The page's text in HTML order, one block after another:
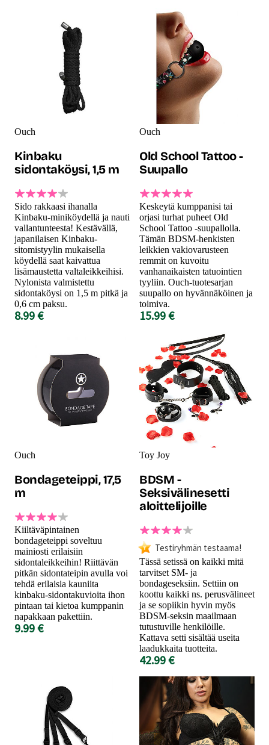
Ouch
Kinbaku
sidontaköysi, 1,5 m
Sido rakkaasi ihanalla
Kinbaku-miniköydellä ja nauti
vallantunteesta! Kestävällä,
japanilaisen Kinbaku-
sitomistyylin mukaisella
köydellä saat kaivattua
lisämaustetta valtaleikkeihisi.
Nylonista valmistettu
sidontaköysi on 1,5 m pitkä ja
0,6 cm paksu.
8.99 €
Ouch
Old School Tattoo -
Suupallo
Keskeytä kumppanisi tai
orjasi turhat puheet Old
School Tattoo -suupallolla.
Tämän BDSM-henkisten
leikkien vakiovarusteen
remmit on kuvoitu
vanhanaikaisten tatuointien
tyyliin. Ouch-tuotesarjan
suupallo on hyvännäköinen ja
toimiva.
15.99 €
Ouch
Bondageteippi, 17,5
m
Kiiltäväpintainen
bondageteippi soveltuu
mainiosti erilaisiin
sidontaleikkeihin! Riittävän
pitkän sidontateipin avulla voi
tehdä erilaisia kauniita
kinbaku-sidontakuvioita ihon
pintaan tai kietoa kumppanin
napakkaan pakettiin.
9.99 €
Toy Joy
BDSM -
Seksivälinesetti
aloittelijoille
Testiryhmän testaama!
Tässä setissä on kaikki mitä
tarvitset SM- ja
bondageseksiin. Settiin on
koottu kaikki ns. perusvälineet
ja se sopiikin hyvin myös
BDSM-seksin maailmaan
tutustuville henkilöille.
Kattava setti sisältää useita
laadukkaita tuotteita.
42.99 €